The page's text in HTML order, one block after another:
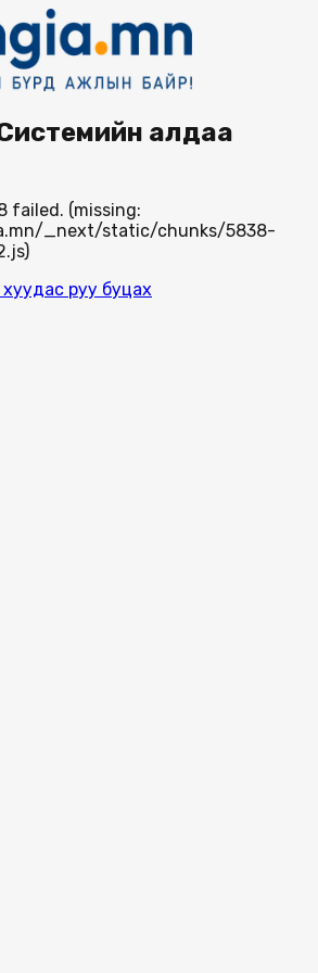
алдаа
failed. (missing:
_next/static/chunks/5838-
руу буцах